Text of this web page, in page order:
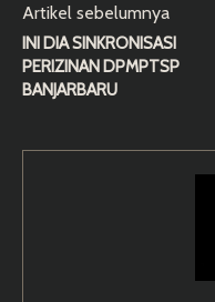
Artikel sebelumnya
INI DIA SINKRONISASI
PERIZINAN DPMPTSP
BANJARBARU